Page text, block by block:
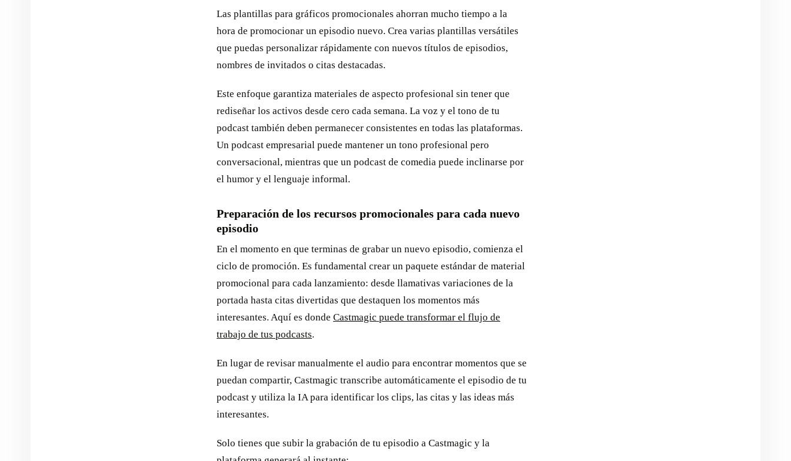
Las plantillas para gráficos promocionales ahorran mucho tiempo a la
hora de promocionar un episodio nuevo. Crea varias plantillas versátiles
que puedas personalizar rápidamente con nuevos títulos de episodios,
nombres de invitados o citas destacadas.
Este enfoque garantiza materiales de aspecto profesional sin tener que
rediseñar los activos desde cero cada semana. La voz y el tono de tu
podcast también deben permanecer consistentes en todas las plataformas.
Un podcast empresarial puede mantener un tono profesional pero
conversacional, mientras que un podcast de comedia puede inclinarse por
el humor y el lenguaje informal.
Preparación de los recursos promocionales para cada nuevo
episodio
En el momento en que terminas de grabar un nuevo episodio, comienza el
ciclo de promoción. Es fundamental crear un paquete estándar de material
promocional para cada lanzamiento: desde llamativas variaciones de la
portada hasta citas divertidas que destaquen los momentos más
interesantes. Aquí es donde Castmagic puede transformar el flujo de
trabajo de tus podcasts.
En lugar de revisar manualmente el audio para encontrar momentos que se
puedan compartir, Castmagic transcribe automáticamente el episodio de tu
podcast y utiliza la IA para identificar los clips, las citas y las ideas más
interesantes.
Solo tienes que subir la grabación de tu episodio a Castmagic y la